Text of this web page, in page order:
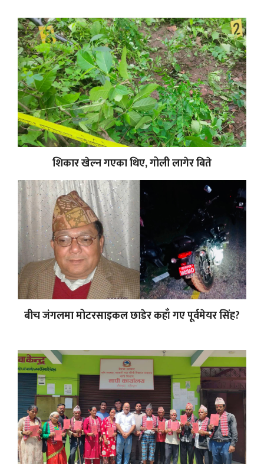
शिकार खेल्न गएका थिए, गोली लागेर बिते
बीच जंगलमा मोटरसाइकल छाडेर कहाँ गए पूर्वमेयर सिंह?